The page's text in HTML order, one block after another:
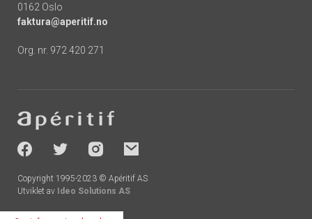
0162 Oslo
faktura@aperitif.no
Org. nr. 972 420 271
-
socials
Copyright 1995-2023 © Apéritif AS
Utviklet av Ideo Solutions AS